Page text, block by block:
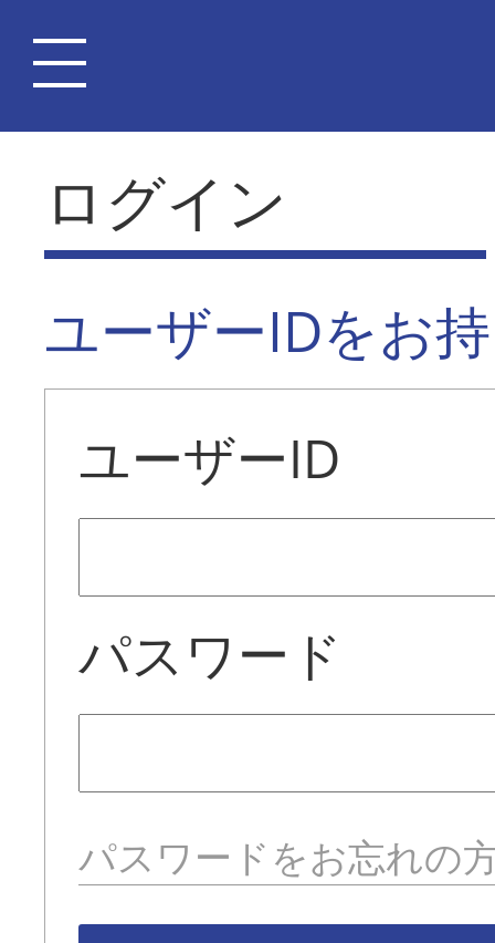
ログイン
ユーザーIDをお
ユーザーID
パスワード
パスワードをお忘れの